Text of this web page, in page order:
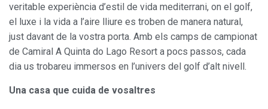
veritable experiència d’estil de vida mediterrani, on el golf,
el luxe i la vida a l’aire lliure es troben de manera natural,
just davant de la vostra porta. Amb els camps de campionat
de Camiral A Quinta do Lago Resort a pocs passos, cada
dia us trobareu immersos en l’univers del golf d’alt nivell.
Una casa que cuida de vosaltres